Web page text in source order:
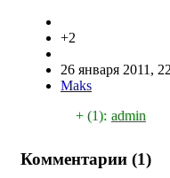
+2
26 января 2011,
Maks
+ (1): admin
Комментарии (1)